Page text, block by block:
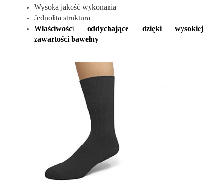
Wysoka jakość wykonania
Jednolita struktura
Właściwości oddychające dzięki wysokiej
zawartości bawełny